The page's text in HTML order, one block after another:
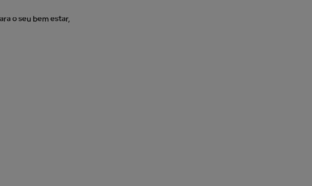
o seu bem estar,